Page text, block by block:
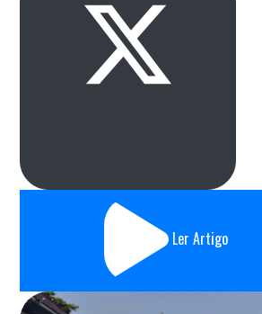
Ler Artigo